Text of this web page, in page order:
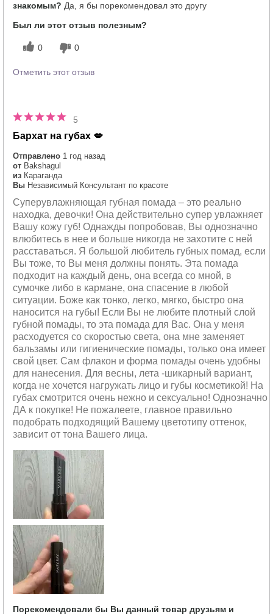
знакомым? Да, я бы порекомендовал это другу
Был ли этот отзыв полезным?
0 0
Отметить этот отзыв
5
Бархат на губах 💋
Отправлено 1 год назад
от Bakshagul
из Караганда
Вы Независимый Консультант по красоте
Суперувлажняющая губная помада – это реально
находка, девочки! Она действительно супер увлажняет
Вашу кожу губ! Однажды попробовав, Вы однозначно
влюбитесь в нее и больше никогда не захотите с ней
расставаться. Я большой любитель губных помад, если
Вы тоже, то Вы меня должны понять. Эта помада
подходит на каждый день, она всегда со мной, в
сумочке либо в кармане, она спасение в любой
ситуации. Боже как тонко, легко, мягко, быстро она
наносится на губы! Если Вы не любите плотный слой
губной помады, то эта помада для Вас. Она у меня
расходуется со скоростью света, она мне заменяет
бальзамы или гигиенические помады, только она имеет
свой цвет. Сам флакон и форма помады очень удобны
для нанесения. Для весны, лета -шикарный вариант,
когда не хочется нагружать лицо и губы косметикой! На
губах смотрится очень нежно и сексуально! Однозначно
ДА к покупке! Не пожалеете, главное правильно
подобрать подходящий Вашему цветотипу оттенок,
зависит от тона Вашего лица.
Порекомендовали бы Вы данный товар друзьям и